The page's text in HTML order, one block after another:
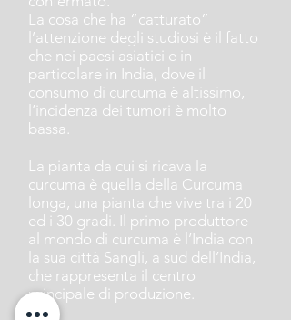
La cosa che ha “catturato”
l’attenzione degli studiosi è il fatto
che nei paesi asiatici e in
particolare in India, dove il
consumo di curcuma è altissimo,
l’incidenza dei tumori è molto
bassa.
La pianta da cui si ricava la
curcuma è quella della Curcuma
longa, una pianta che vive tra i 20
ed i 30 gradi. Il primo produttore
al mondo di curcuma è l’India con
la sua città Sangli, a sud dell’India,
che rappresenta il centro
principale di produzione.